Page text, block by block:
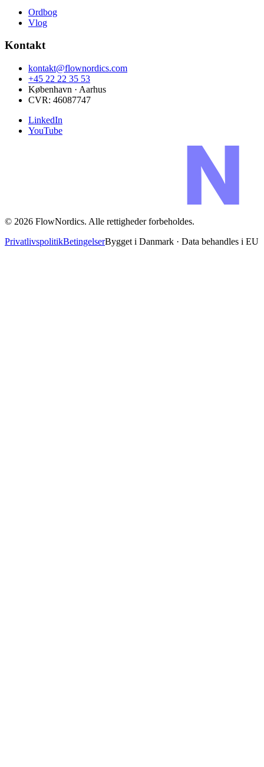
Ordbog
Vlog
Kontakt
kontakt@flownordics.com
+45 22 22 35 53
København · Aarhus
CVR: 46087747
LinkedIn
YouTube
© 2026 FlowNordics. Alle rettigheder forbeholdes.
PrivatlivspolitikBetingelserBygget i Danmark · Data behandles i EU